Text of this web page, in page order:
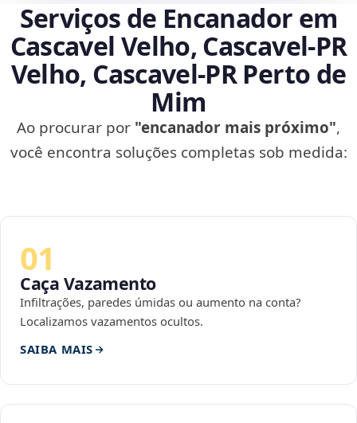
Serviços de Encanador em
Cascavel Velho, Cascavel‑PR
Velho, Cascavel‑PR Perto de
Mim
Ao procurar por "encanador mais próximo",
você encontra soluções completas sob medida:
01
Caça Vazamento
Infiltrações, paredes úmidas ou aumento na conta?
Localizamos vazamentos ocultos.
SAIBA MAIS